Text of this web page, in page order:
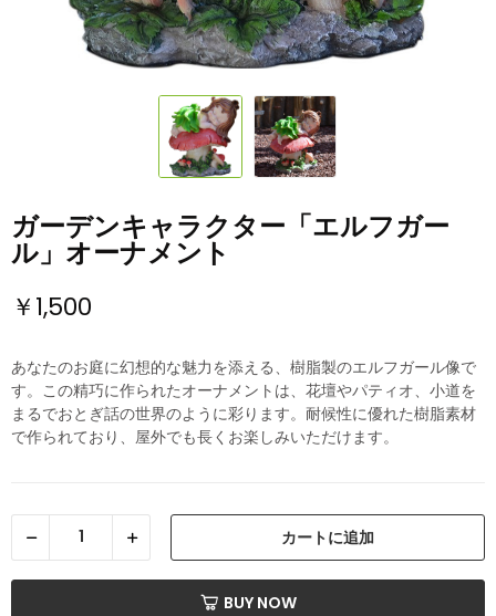
ガーデンキャラクター「エルフガー
ル」オーナメント
￥1,500
あなたのお庭に幻想的な魅力を添える、樹脂製のエルフガール像で
す。この精巧に作られたオーナメントは、花壇やパティオ、小道を
まるでおとぎ話の世界のように彩ります。耐候性に優れた樹脂素材
で作られており、屋外でも長くお楽しみいただけます。
カートに追加
BUY NOW